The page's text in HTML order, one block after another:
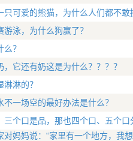
只可爱的熊猫，为什么人们都不敢
游泳，为什么狗赢了？
？
，它还有奶这是为什么？？？？
淋的？
不一场空的最好办法是什么？
三个口是品，那也四个口、五个口
对妈妈说：“家里有一个地方，我